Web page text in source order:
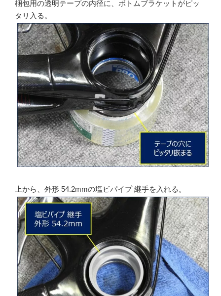
梱包用の透明テープの内径に、ボトムブラケットがピッ
タリ入る。
上から、外形 54.2mmの塩ビパイプ 継手を入れる。